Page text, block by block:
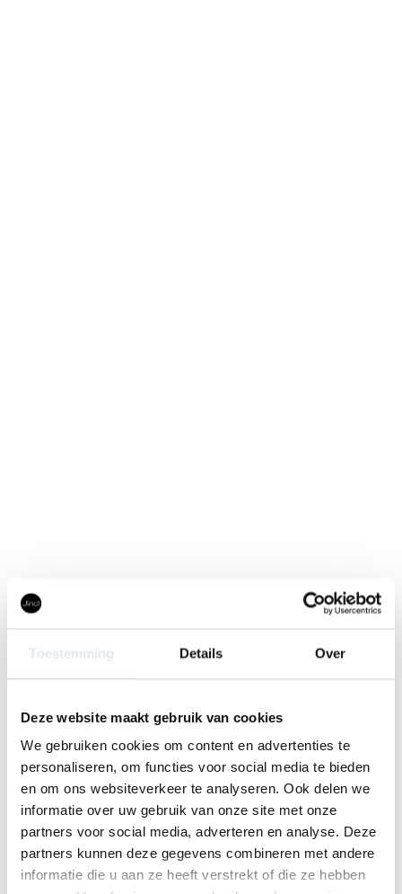
Toestemming Details Over
Deze website maakt gebruik van cookies
We gebruiken cookies om content en advertenties te
personaliseren, om functies voor social media te bieden
en om ons websiteverkeer te analyseren. Ook delen we
informatie over uw gebruik van onze site met onze
partners voor social media, adverteren en analyse. Deze
partners kunnen deze gegevens combineren met andere
informatie die u aan ze heeft verstrekt of die ze hebben